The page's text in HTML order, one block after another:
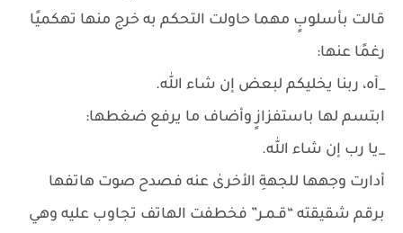
قالت بأسلوبٍ مهما حاولت التحكم به خرج منها تهكميًا
رغمًا عنها:
_آه، ربنا يخليكم لبعض إن شاء الله.
ابتسم لها باستفزازٍ وأضاف ما يرفع ضغطها:
_يا رب إن شاء الله.
أدارت وجهها للجهةِ الأخرىٰ عنه فصدح صوت هاتفها
برقم شقيقته “قـمـر” فخطفت الهاتف تجاوب عليه وهي